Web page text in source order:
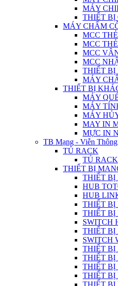
MÁY
THIẾT BỊ
MÁY CHẤM
MCC
MCC
MCC
MCC
THIẾT BỊ
MÁY
THIẾT BỊ
MÁY
MÁY
MÁY
MAY IN
MỰC IN
TB Mạng - Viễn Thông
TỦ RACK
TỦ RACK
THIẾT BỊ
THIẾT BỊ
HUB
HUB
THIẾT BỊ
THIẾT BỊ
SWITCH
THIẾT BỊ
SWITCH
THIẾT BỊ
THIẾT BỊ
THIẾT BỊ
THIẾT BỊ
THIẾT BỊ